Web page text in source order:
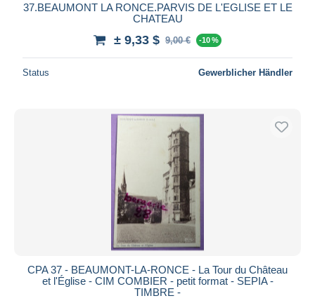
37.BEAUMONT LA RONCE.PARVIS DE L'EGLISE ET LE
CHATEAU
± 9,33 $ 9,00 € -10 %
Status Gewerblicher Händler
CPA 37 - BEAUMONT-LA-RONCE - La Tour du Château
et l'Église - CIM COMBIER - petit format - SEPIA -
TIMBRE -